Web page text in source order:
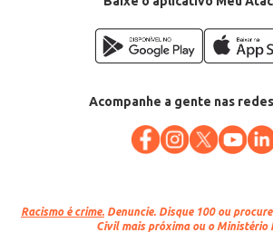
Acompanhe a gente nas
Racismo é crime. Denuncie. Disque 100 ou
Civil mais próxima ou o Ministério